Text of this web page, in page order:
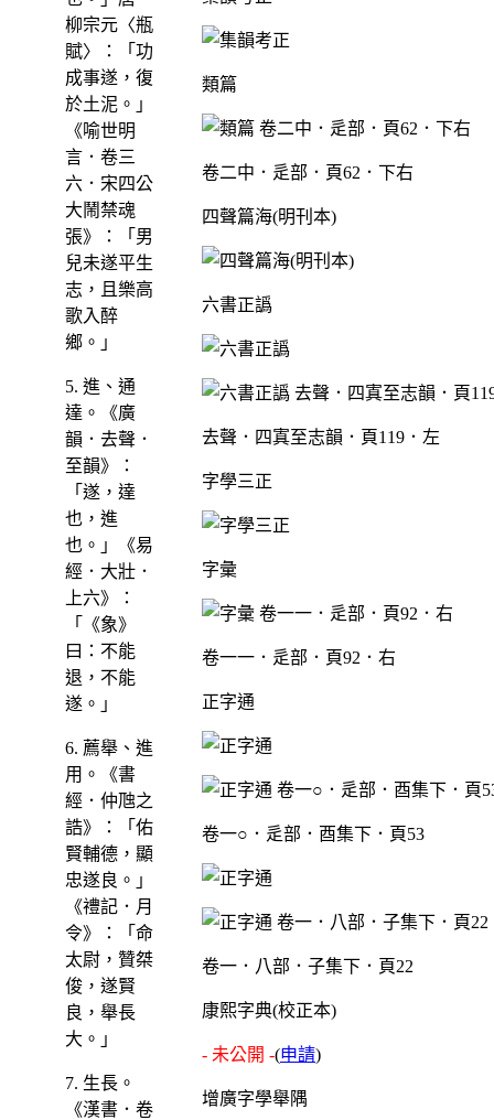
柳宗元〈瓶
賦〉：「功
成事遂，復
於土泥。」
《喻世明
言．卷三
六．宋四公
大鬧禁魂
張》：「男
兒未遂平生
志，且樂高
歌入醉
鄉。」
5. 進、通
達。《廣
韻．去聲．
至韻》：
「遂，達
也，進
也。」《易
經．大壯．
上六》：
「《象》
曰：不能
退，不能
遂。」
6. 薦舉、進
用。《書
經．仲虺之
誥》：「佑
賢輔德，顯
忠遂良。」
《禮記．月
令》：「命
太尉，贊桀
俊，遂賢
良，舉長
大。」
7. 生長。
《漢書．卷
類篇
卷二中．辵部．頁62．下右
四聲篇海(明刊本)
六書正譌
去聲．四寘至志韻．頁119．左
字學三正
字彙
卷一一．辵部．頁92．右
正字通
卷一○．辵部．酉集下．頁53
卷一．八部．子集下．頁22
康熙字典(校正本)
- 未公開 -(申請)
增廣字學舉隅